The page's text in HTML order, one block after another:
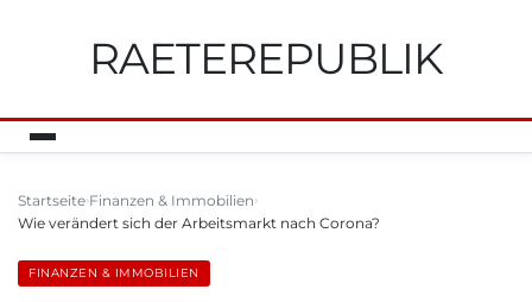
RAETEREPUBLIK
Startseite Finanzen & Immobilien
Wie verändert sich der Arbeitsmarkt nach Corona?
FINANZEN & IMMOBILIEN